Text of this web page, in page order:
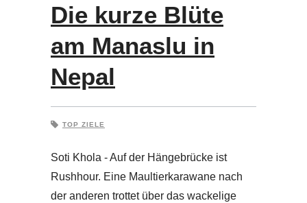
Die kurze Blüte
am Manaslu in
Nepal
TOP ZIELE
Soti Khola - Auf der Hängebrücke ist
Rushhour. Eine Maultierkarawane nach
der anderen trottet über das wackelige